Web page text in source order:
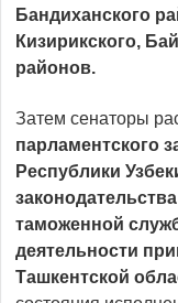
Бандиханского
Кизирикского,
районов.
Затем сенаторы
парламентского
Республики
таможенной
деятельности
Ташкентской